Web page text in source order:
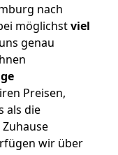
nach
möglichstviel
genau
Preisen,
als die
wir über